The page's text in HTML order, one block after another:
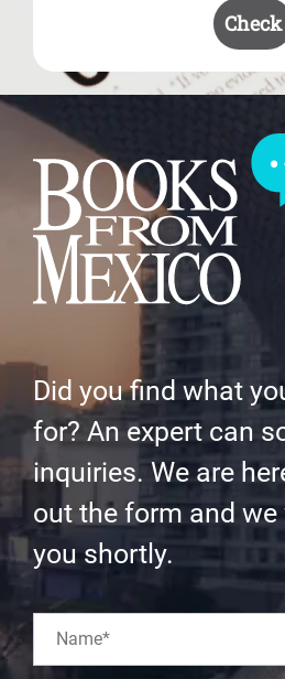
Check
Did you find what
for? An expert can
inquiries. We are
out the form and
you shortly.